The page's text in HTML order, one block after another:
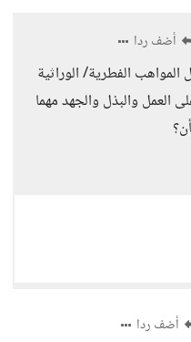
أضف ردا
الفطرية/ الوراثية
العمل والبذل والجهد مهما
أضف ردا